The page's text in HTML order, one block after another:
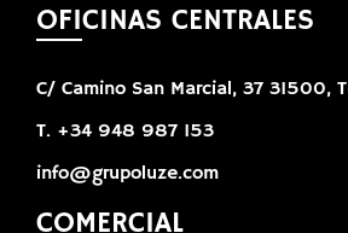
OFICINAS CENTRALES
C/ Camino San Marcial, 37 31500,
T. +34 948 987 153
info@grupoluze.com
COMERCIAL